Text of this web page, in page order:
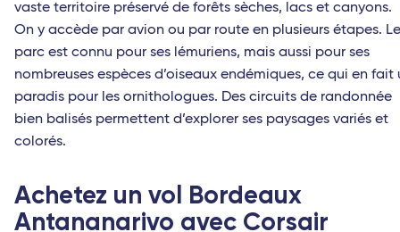
vaste territoire préservé de forêts sèches, lacs et canyons.
On y accède par avion ou par route en plusieurs étapes. Le
parc est connu pour ses lémuriens, mais aussi pour ses
nombreuses espèces d’oiseaux endémiques, ce qui en fait
paradis pour les ornithologues. Des circuits de randonnée
bien balisés permettent d’explorer ses paysages variés et
colorés.
Achetez un vol Bordeaux
Antananarivo avec Corsair